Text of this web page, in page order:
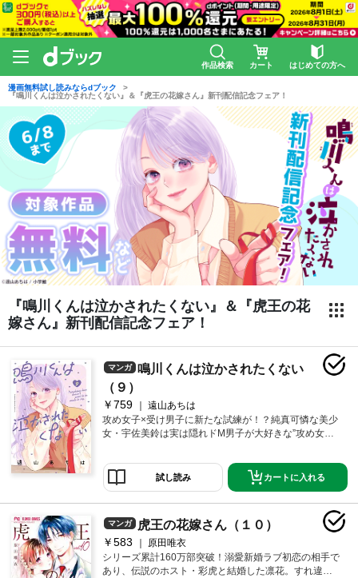
作品検索 カート はじめての方へ
漫画無料試し読みならdブック
『鳴川くんは泣かされたくない』＆『虎王の花嫁さん』新刊配信記念フェア！
『鳴川くんは泣かされたくない』＆『虎王の花
嫁さん』新刊配信記念フェア！
マンガ
鳴川くんは泣かされたくない
（９）
￥759
遠山あちは
攻め女子×受け男子に新たな試練が！？純真可憐な美少
女・宇佐美鈴は実は隠れドM男子が大好きな”攻め女
で婚約中！！夏休みに雪平の別荘を訪れ、SMレベルを
磨く鈴と鳴川は、貞操帯をつけたままお祭りデートへ
出かけることに！誕生日プレゼントとして、鈴は鳴川
に貞操帯の鍵を渡し、愛と感謝を伝えることで、二人
の仲はさらにラブラブ！学校が始まり、文化祭の劇で
は鈴が王子役、鳴川が姫役に。練習中、鈴のかっこい
い顔を誰にも見せたくない鳴川は…！？「宇佐美は俺
だけの 王子様だ」純真可憐な攻め女子×強気な受け男
試し読み カートに入れる
マンガ 虎王の花嫁さん（１０）
￥583
原田唯衣
シリーズ累計160万部突破！溺愛新婚ラブ初恋の相手で
あり、伝説のホスト・彩虎と結婚した凛花。すれ違い